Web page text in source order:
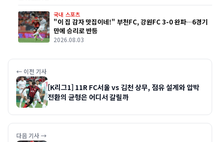
국내 스포츠
"이 집 감자 맛집이네!" 부천FC, 강원FC 3-0 완파…6경기
만에 승리로 반등
2026.08.03
← 이전 기사
[K리그1] 11R FC서울 vs 김천 상무, 점유 설계와 압박
전환의 균형은 어디서 갈릴까
다음 기사 →